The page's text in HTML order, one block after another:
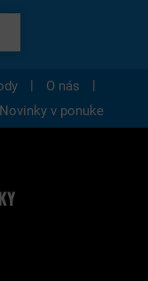
| O nás
|
Novinky v ponuke